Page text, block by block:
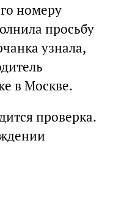
номеру
просьбу
узнала,
в Москве.
проверка.